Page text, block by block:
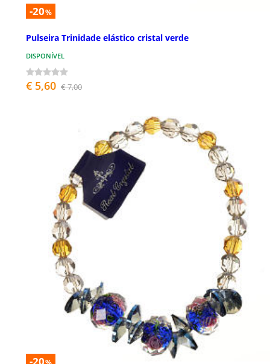
-20%
Pulseira Trinidade elástico cristal verde
DISPONÍVEL
€ 5,60 € 7,00